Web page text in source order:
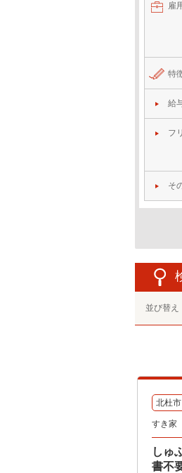
雇
特
給
フ
そ
並び替え
北杜市
すき家
しゅ
書不